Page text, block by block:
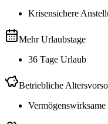
Krisensichere
Mehr Urlaubstage
36 Tage Urlaub
Betriebliche